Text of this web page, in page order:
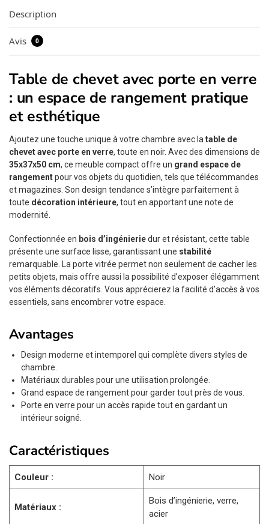
Description
Avis 0
Table de chevet avec porte en verre
: un espace de rangement pratique
et esthétique
Ajoutez une touche unique à votre chambre avec la table de
chevet avec porte en verre, toute en noir. Avec des dimensions de
35x37x50 cm, ce meuble compact offre un grand espace de
rangementpour vos objets du quotidien, tels que télécommandes
et magazines. Son design tendance s’intègre parfaitement à
toute décoration intérieure, tout en apportant une note de
modernité.
Confectionnée en bois d’ingénieriedur et résistant, cette table
présente une surface lisse, garantissant une stabilité
remarquable. La porte vitrée permet non seulement de cacher les
petits objets, mais offre aussi la possibilité d’exposer élégamment
vos éléments décoratifs. Vous apprécierez la facilité d’accès à vos
essentiels, sans encombrer votre espace.
Avantages
Design moderne et intemporel qui complète divers styles de
chambre.
Matériaux durables pour une utilisation prolongée.
Grand espace de rangement pour garder tout près de vous.
Porte en verre pour un accès rapide tout en gardant un
intérieur soigné.
Caractéristiques
Couleur : Noir
Matériaux :
Bois d’ingénierie, verre,
acier